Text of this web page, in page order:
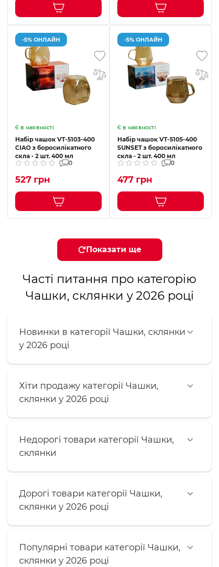
-5% ОНЛАЙН
Є в наявності
Набір чашок VT-5103-400
CIAO з боросилікатного
скла - 2 шт. 400 мл
0
527 грн
-5% ОНЛАЙН
Є в наявності
Набір чашок VT-5105-400
SUNSET з боросилікатного
скла - 2 шт. 400 мл
0
477 грн
Показати ще
Часті питання про категорію
Чашки, склянки у 2026 році
Новинки в категорії Чашки, склянки
у 2026 році
Хіти продажу категорії Чашки,
склянки у 2026 році
Недорогі товари категорії Чашки,
склянки
Дорогі товари категорії Чашки,
склянки у 2026 році
Популярні товари категорії Чашки,
склянки у 2026 році